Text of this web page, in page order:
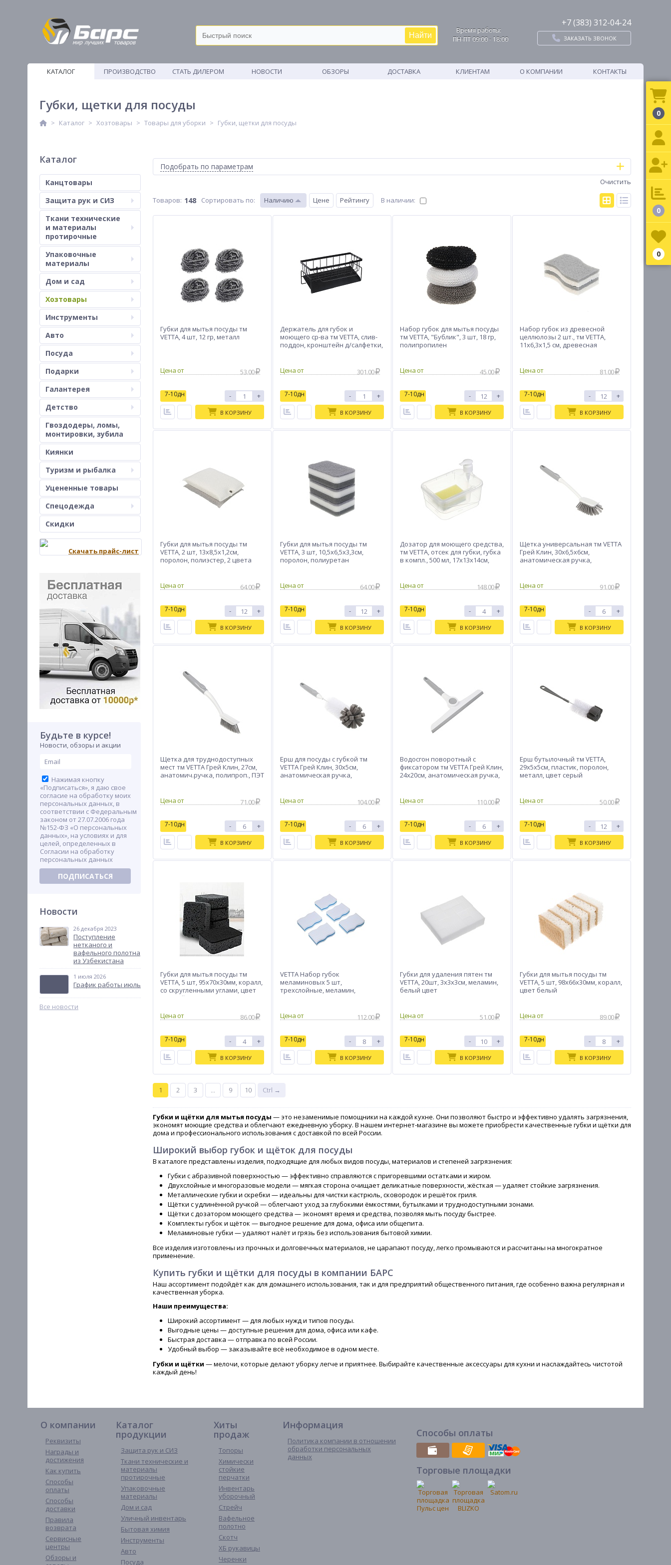
Найти
Время работы:
ПН-ПТ 09:00 - 18:00
+7 (383) 312-04-24
ЗАКАЗАТЬ ЗВОНОК
КАТАЛОГ
ПРОИЗВОДСТВО
СТАТЬ ДИЛЕРОМ НОВОСТИ ОБЗОРЫ ДОСТАВКА КЛИЕНТАМ О КОМПАНИИ КОНТАКТЫ
Губки, щетки для посуды
Каталог Хозтовары Товары для уборки Губки, щетки для посуды
Каталог
Канцтовары
Защита рук и СИЗ
Ткани технические
и материалы
протирочные
Упаковочные
материалы
Дом и сад
Хозтовары
Инструменты
Авто
Посуда
Подарки
Галантерея
Детство
Гвоздодеры, ломы,
монтировки, зубила
Киянки
Туризм и рыбалка
Уцененные товары
Спецодежда
Скидки
Скачать прайс-лист
Будьте в курсе!
Новости, обзоры и акции
Нажимая кнопку
«Подписаться», я даю свое
согласие на обработку моих
персональных данных, в
соответствии с Федеральным
законом от 27.07.2006 года
№152-ФЗ «О персональных
данных», на условиях и для
целей, определенных в
Согласии на обработку
персональных данных
ПОДПИСАТЬСЯ
Новости
26 декабря 2023
Поступление
нетканого и
вафельного полотна
из Узбекистана
1 июля 2026
График работы июль
Все новости
Подобрать по параметрам
Очистить
148 Сортировать по: Наличию Цене Рейтингу В наличии:
Губки для мытья посуды тм
VETTA, 4 шт, 12 гр, металл
Цена от 53.00
7-10дн - +
В КОРЗИНУ
Держатель для губок и
моющего ср-ва тм VETTA, слив-
поддон, кронштейн д/салфетки,
Цена от
301.00
7-10дн - +
В КОРЗИНУ
Набор губок для мытья посуды
тм VETTA, "Бублик", 3 шт, 18 гр,
полипропилен
Цена от 45.00
7-10дн - +
В КОРЗИНУ
Набор губок из древесной
целлюлозы 2 шт., тм VETTA,
11х6,3х1,5 см, древесная
Цена от
81.00
7-10дн - +
В КОРЗИНУ
Губки для мытья посуды тм
VETTA, 2 шт, 13х8,5х1,2см,
поролон, полиэстер, 2 цвета
Цена от 64.00
7-10дн - +
В КОРЗИНУ
Губки для мытья посуды тм
VETTA, 3 шт, 10,5х6,5х3,3см,
поролон, полиуретан
Цена от 64.00
7-10дн - +
В КОРЗИНУ
Дозатор для моющего средства,
тм VETTA, отсек для губки, губка
в компл., 500 мл, 17х13х14см,
Цена от
148.00
7-10дн - +
В КОРЗИНУ
Щетка универсальная тм VETTA
Грей Клин, 30х6,5х6см,
анатомическая ручка,
Цена от
91.00
7-10дн - +
В КОРЗИНУ
Щетка для труднодоступных
мест тм VETTA Грей Клин, 27см,
анатомич.ручка, полипроп., ПЭТ
Цена от 71.00
7-10дн - +
В КОРЗИНУ
Ерш для посуды с губкой тм
VETTA Грей Клин, 30х5см,
анатомическая ручка,
Цена от
104.00
7-10дн - +
В КОРЗИНУ
Водосгон поворотный с
фиксатором тм VETTA Грей Клин,
24х20см, анатомическая ручка,
Цена от
110.00
7-10дн - +
В КОРЗИНУ
Ерш бутылочный тм VETTA,
29х5х5см, пластик, поролон,
металл, цвет серый
Цена от 50.00
7-10дн - +
В КОРЗИНУ
Губки для мытья посуды тм
VETTA, 5 шт, 95x70x30мм, коралл,
со скругленными углами, цвет
черный
Цена от
86.00
7-10дн - +
В КОРЗИНУ
VETTA Набор губок
меламиновых 5 шт,
трехслойные, меламин,
Цена от
112.00
7-10дн - +
В КОРЗИНУ
Губки для удаления пятен тм
VETTA, 20шт, 3х3х3см, меламин,
белый цвет
Цена от 51.00
7-10дн - +
В КОРЗИНУ
Губки для мытья посуды тм
VETTA, 5 шт, 98x66x30мм, коралл,
цвет белый
Цена от 89.00
7-10дн - +
В КОРЗИНУ
1 2 3 ... 9 10 Ctrl →
Губки и щётки для мытья посуды — это незаменимые помощники на каждой кухне. Они позволяют быстро и эффективно удалять загрязнения,
экономят моющие средства и облегчают ежедневную уборку. В нашем интернет-магазине вы можете приобрести качественные губки и щётки для
дома и профессионального использования с доставкой по всей России.
Широкий выбор губок и щёток для посуды
В каталоге представлены изделия, подходящие для любых видов посуды, материалов и степеней загрязнения:
Губки с абразивной поверхностью — эффективно справляются с пригоревшими остатками и жиром.
Двухслойные и многоразовые модели — мягкая сторона очищает деликатные поверхности, жёсткая — удаляет стойкие загрязнения.
Металлические губки и скребки — идеальны для чистки кастрюль, сковородок и решёток гриля.
Щётки с удлинённой ручкой — облегчают уход за глубокими ёмкостями, бутылками и труднодоступными зонами.
Щётки с дозатором моющего средства — экономят время и средства, позволяя мыть посуду быстрее.
Комплекты губок и щёток — выгодное решение для дома, офиса или общепита.
Меламиновые губки — удаляют налёт и грязь без использования бытовой химии.
Все изделия изготовлены из прочных и долговечных материалов, не царапают посуду, легко промываются и рассчитаны на многократное
применение.
Купить губки и щётки для посуды в компании БАРС
Наш ассортимент подойдёт как для домашнего использования, так и для предприятий общественного питания, где особенно важна регулярная и
качественная уборка.
Наши преимущества:
Широкий ассортимент — для любых нужд и типов посуды.
Выгодные цены — доступные решения для дома, офиса или кафе.
Быстрая доставка — отправка по всей России.
Удобный выбор — заказывайте всё необходимое в одном месте.
Губки и щётки — мелочи, которые делают уборку легче и приятнее. Выбирайте качественные аксессуары для кухни и наслаждайтесь чистотой
каждый день!
О компании
Реквизиты
Награды и
достижения
Как купить
Способы
оплаты
Способы
доставки
Правила
возврата
Сервисные
центры
Обзоры и
Каталог
продукции
Защита рук и СИЗ
Ткани технические и
материалы
протирочные
Упаковочные
материалы
Дом и сад
Уличный инвентарь
Бытовая химия
Инструменты
Авто
Посуда
Хиты
продаж
Топоры
Химически
стойкие
перчатки
Инвентарь
уборочный
Стрейч
Вафельное
полотно
Скотч
ХБ рукавицы
Черенки
Информация
Политика компании в отношении
обработки персональных
данных
Способы оплаты
Торговые площадки
0
0
0